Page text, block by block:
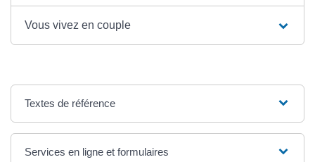
Vous vivez en couple
Textes de référence
Services en ligne et formulaires